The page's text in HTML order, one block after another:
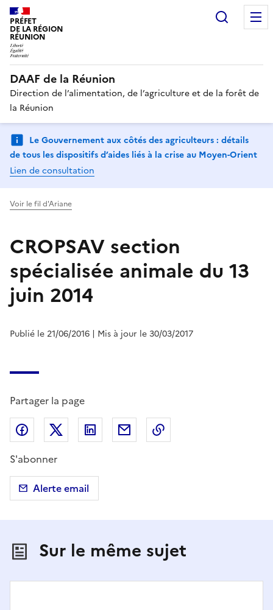
PRÉFET
DE LA RÉGION
RÉUNION
DAAF de la Réunion
Direction de l’alimentation, de l’agriculture et de la forêt de
la Réunion
Le Gouvernement aux côtés des agriculteurs : détails
de tous les dispositifs d’aides liés à la crise au Moyen-Orient
Lien de consultation
Voir le fil d'Ariane
CROPSAV section
spécialisée animale du 13
juin 2014
Publié le 21/06/2016 | Mis à jour le 30/03/2017
Partager la page
Partager sur Facebook
Partager sur X (anciennement Twitter)
Partager sur LinkedIn
Partager par email
S'abonner
Alerte email
Sur le même sujet